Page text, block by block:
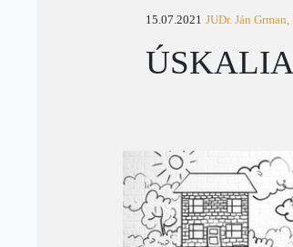
15.07.2021 JUDr. Ján Grman,